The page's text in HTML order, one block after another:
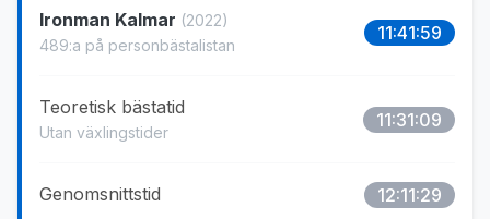
Ironman Kalmar (2022)
489:a på personbästalistan
11:41:59
Teoretisk bästatid
Utan växlingstider
11:31:09
Genomsnittstid 12:11:29